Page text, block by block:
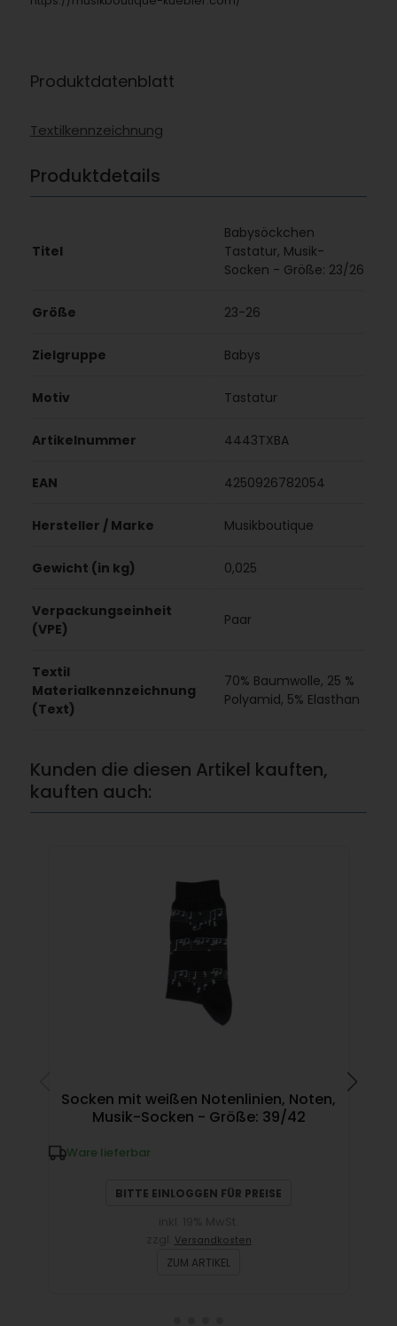
Produktdatenblatt
Textilkennzeichnung
Produktdetails
Titel
Babysöckchen
Tastatur, Musik-
Socken - Größe: 23/26
Größe 23-26
Zielgruppe Babys
Motiv Tastatur
Artikelnummer 4443TXBA
EAN 4250926782054
Hersteller / Marke Musikboutique
Gewicht (in kg) 0,025
Verpackungseinheit
(VPE)
Paar
Textil
Materialkennzeichnung
(Text)
70% Baumwolle, 25 %
Polyamid, 5% Elasthan
Kunden die diesen Artikel kauften,
kauften auch:
Socken mit weißen Notenlinien, Noten,
Musik-Socken - Größe: 39/42
Ware lieferbar
BITTE EINLOGGEN FÜR PREISE
Versandkosten
ZUM ARTIKEL